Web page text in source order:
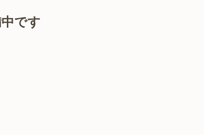
です